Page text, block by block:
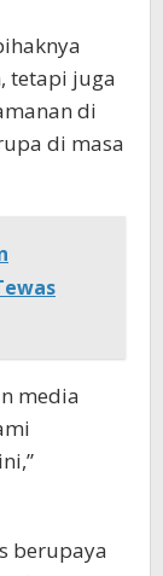
tetapi juga
di
di masa
media
berupaya